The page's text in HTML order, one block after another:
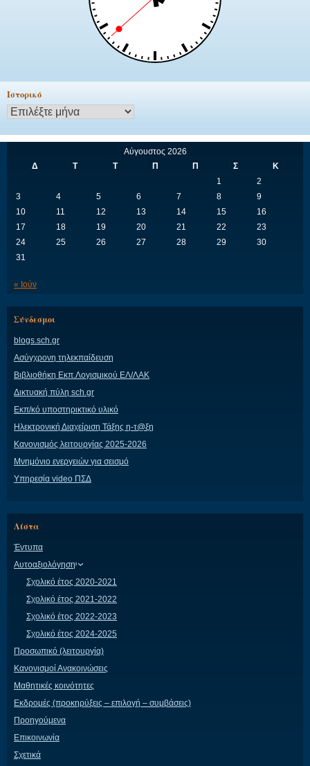
Ιστορικό
Ιστορικό
Αύγουστος 2026
Δ
Τ Τ Π Π Σ
Κ
1
2
3
4 5 6 7 8
9
10
11 12 13 14 15
16
17
18 19 20 21 22
23
24
25 26 27 28 29
30
31
« Ιούν
Σύνδεσμοι
blogs.sch.gr
Ασύγχρονη τηλεκπαίδευση
Βιβλιοθήκη Εκπ.Λογισμικού ΕΛ/ΛΑΚ
Δικτυακή πύλη sch.gr
Εκπ/κό υποστηρικτικό υλικό
Ηλεκτρονική Διαχείριση Τάξης η-τ@ξη
Κανονισμός λειτουργίας 2025-2026
Μνημόνιο ενεργειών για σεισμό
Υπηρεσία video ΠΣΔ
Λίστα
Έντυπα
Αυτοαξιολόγηση
Σχολικό έτος 2020-2021
Σχολικό έτος 2021-2022
Σχολικό έτος 2022-2023
Σχολικό έτος 2024-2025
Προσωπικό (λειτουργία)
Κανονισμοί Ανακοινώσεις
Μαθητικές κοινότητες
Εκδρομές (προκηρύξεις – επιλογή – συμβάσεις)
Προηγούμενα
Επικοινωνία
Σχετικά